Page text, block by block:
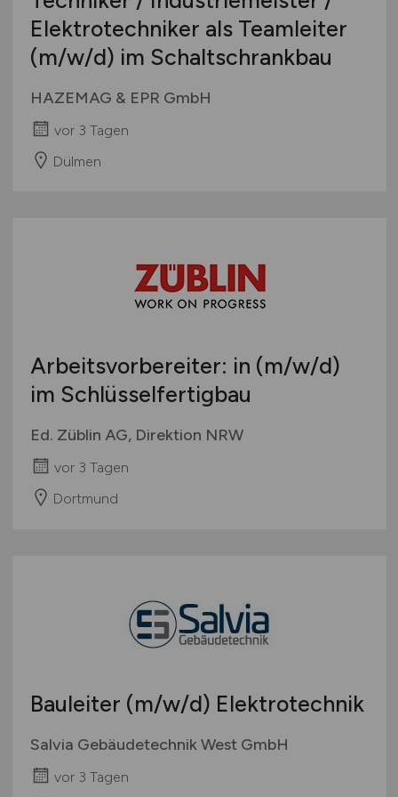
Elektrotechniker als Teamleiter
(m/w/d) im Schaltschrankbau
HAZEMAG & EPR GmbH
vor 3 Tagen
Dülmen
Arbeitsvorbereiter: in (m/w/d)
im Schlüsselfertigbau
Ed. Züblin AG, Direktion NRW
vor 3 Tagen
Dortmund
Bauleiter (m/w/d) Elektrotechnik
Salvia Gebäudetechnik West GmbH
vor 3 Tagen